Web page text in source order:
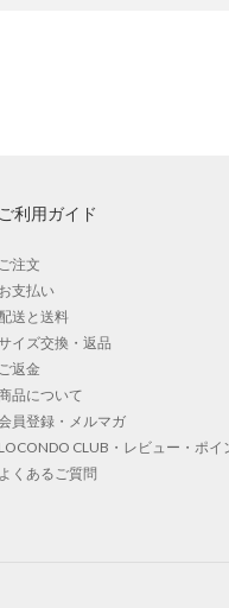
ご利用ガイド
ご注文
お支払い
配送と送料
イズ交換・返品
ご返金
品について
員登録・メルマガ
LOCONDO CLUB・レビュー・ポイ
よくあるご質問